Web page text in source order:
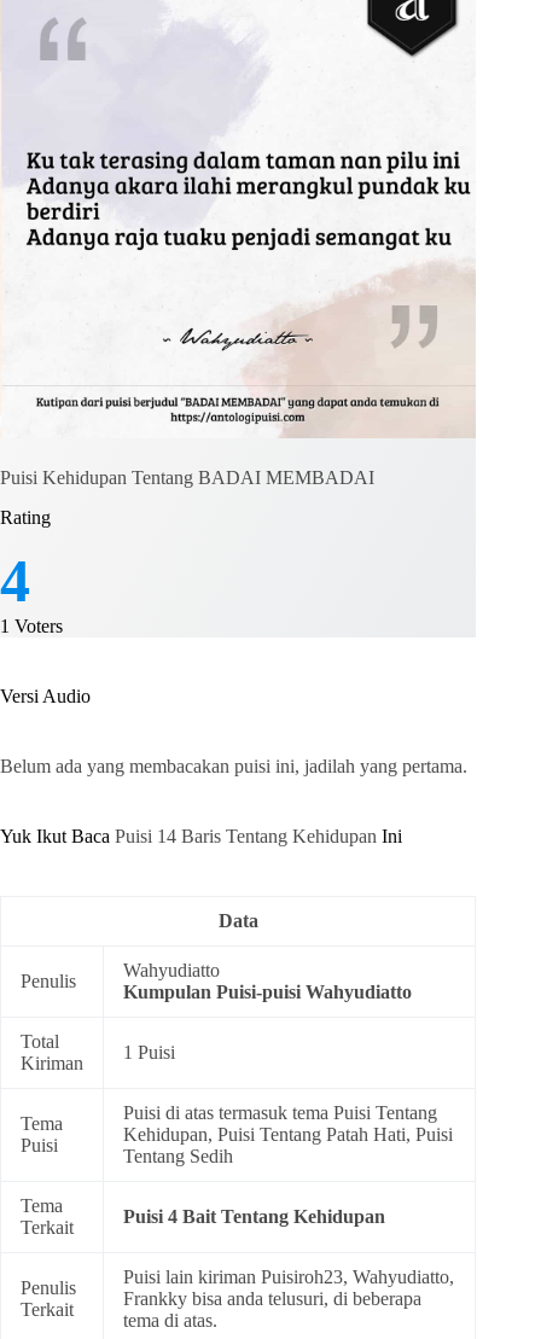
Puisi Kehidupan Tentang BADAI MEMBADAI
Rating
4
1 Voters
Versi Audio
Belum ada yang membacakan puisi ini, jadilah yang pertama.
Yuk Ikut Baca Puisi 14 Baris Tentang Kehidupan Ini
Data
Penulis
Wahyudiatto
Kumpulan Puisi-puisi Wahyudiatto
Total
Kiriman
1 Puisi
Tema
Puisi
Puisi di atas termasuk tema Puisi Tentang
Kehidupan, Puisi Tentang Patah Hati, Puisi
Tentang Sedih
Tema
Terkait
Puisi 4 Bait Tentang Kehidupan
Penulis
Terkait
Puisi lain kiriman Puisiroh23, Wahyudiatto,
Frankky bisa anda telusuri, di beberapa
tema di atas.